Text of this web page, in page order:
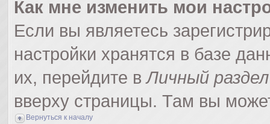
Как мне изменить мои
Если вы являетесь
настройки хранятся в базе
их, перейдите вЛичный раздел
вверху страницы. Там вы
Вернуться к началу